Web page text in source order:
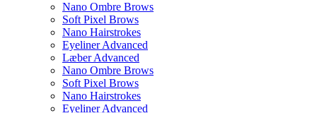
Nano Ombre Brows
Soft Pixel Brows
Nano Hairstrokes
Eyeliner Advanced
Læber Advanced
Nano Ombre Brows
Soft Pixel Brows
Nano Hairstrokes
Eyeliner Advanced